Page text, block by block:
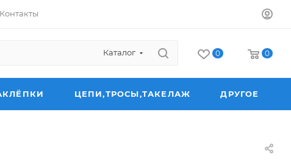
Контакты
Каталог 0 0
ЦЕПИ,ТРОСЫ,ТАКЕЛАЖ ДРУГОЕ